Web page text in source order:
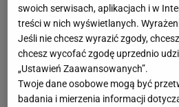
swoich serwisach, aplikacjach i w
treści w nich wyświetlanych.
Jeśli nie chcesz wyrazić zgody,
chcesz wycofać zgodę uprzednio
„Ustawień Zaawansowanych”.
Twoje dane osobowe mogą być
badania i mierzenia informacji